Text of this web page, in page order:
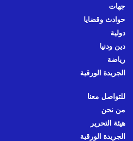
جهات
حوادث وقضايا
دولية
دين ودنيا
رياضة
الجريدة الورقية
للتواصل معنا
من نحن
هيئة التحرير
الجريدة الورقية